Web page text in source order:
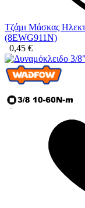
Τζάμι Μάσκας
(8EWG911N)
0,45 €